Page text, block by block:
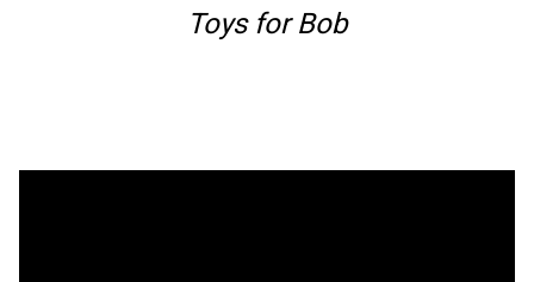
Toys for Bob